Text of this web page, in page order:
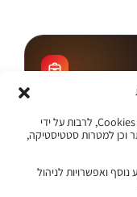
באתר זה נעשה שימוש בטכנולוגיות איסוף מידע כגון Cookies, לרבות על ידי
וכן למטרות סטטיסטיקה,
ואפשרויות לניהול
חדשות בתחומי